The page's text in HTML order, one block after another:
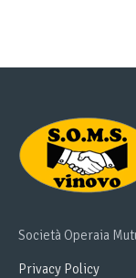
Società Operaia
Privacy Policy